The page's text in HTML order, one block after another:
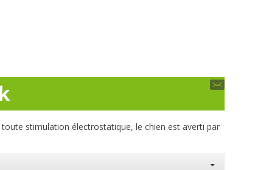
toute stimulation électrostatique, le chien est averti par